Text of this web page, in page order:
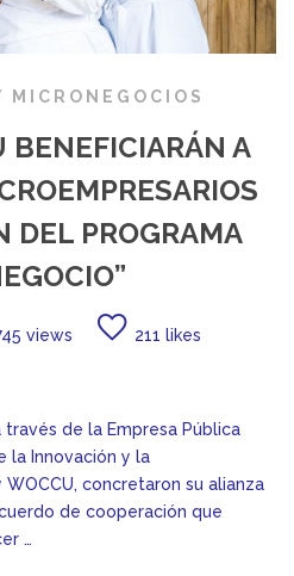
MICRONEGOCIOS
BENEFICIARÁN A
DEL PROGRAMA
views 211 likes
través de la Empresa Pública
la Innovación y la
WOCCU, concretaron su alianza
de cooperación que
…